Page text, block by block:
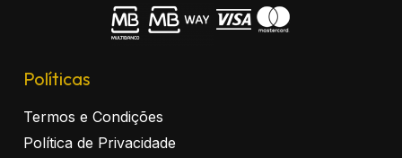
Políticas
Termos e Condições
Política de Privacidade